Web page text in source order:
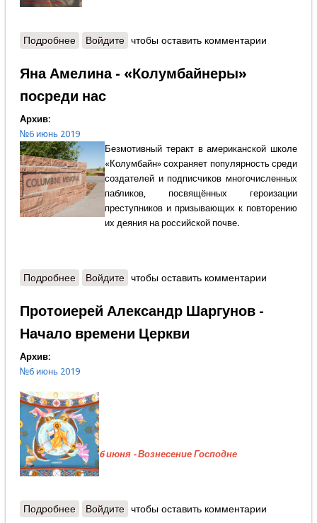
Подробнеео Содержание
Войдите чтобы оставить комментарии
Яна Амелина - «Колумбайнеры»
посреди нас
Архив:
№6 июнь 2019
Безмотивный теракт в американской школе
«Колумбайн» сохраняет популярность среди
создателей и подписчиков многочисленных
пабликов, посвящённых героизации
преступников и призывающих к повторению
их деяния на российской почве.
Подробнеео Яна Амелина - «Колумбайнеры» посреди нас
Войдите чтобы оставить комментарии
Протоиерей Александр Шаргунов -
Начало времени Церкви
Архив:
№6 июнь 2019
6 июня - Вознесение Господне
Подробнеео Протоиерей Александр Шаргунов - Начало
Войдите чтобы оставить комментарии